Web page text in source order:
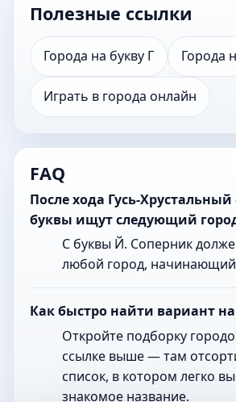
Полезные ссылки
Города на букву Г Города
Играть в города онлайн
FAQ
После хода Гусь-Хрустальный
буквы ищут следующий
С буквы Й. Соперник
любой город,
Как быстро найти вариант
Откройте подборку
ссылке выше — там
список, в котором легко
знакомое название.